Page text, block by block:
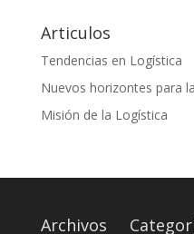
Articulos
Tendencias en Logística
Nuevos horizontes para
Misión de la Logística
Archivos